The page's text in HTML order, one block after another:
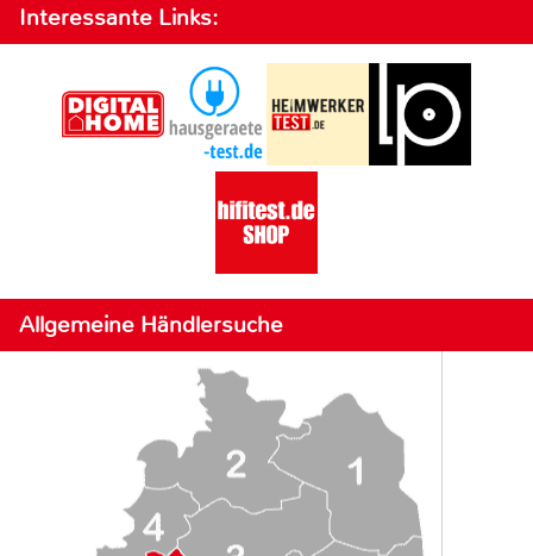
Interessante Links:
Allgemeine Händlersuche